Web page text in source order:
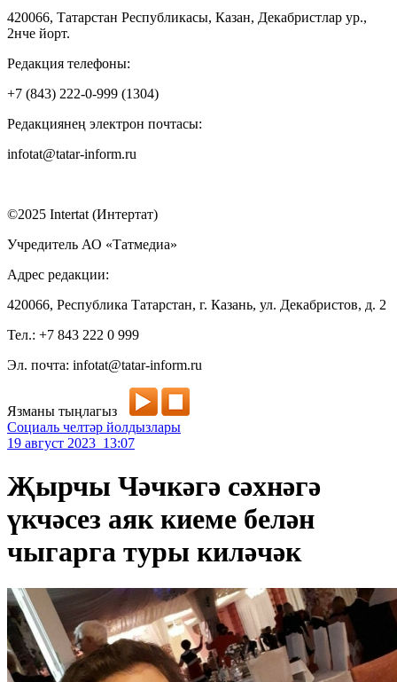
420066, Татарстан Республикасы, Казан, Декабристлар ур.,
2нче йорт.
Редакция телефоны:
+7 (843) 222-0-999 (1304)
Редакциянең электрон почтасы:
infotat@tatar-inform.ru
©2025 Intertat (Интертат)
Учредитель АО «Татмедиа»
Адрес редакции:
420066, Республика Татарстан, г. Казань, ул. Декабристов, д. 2
Тел.: +7 843 222 0 999
Эл. почта: infotat@tatar-inform.ru
Язманы тыңлагыз
Социаль челтәр йолдызлары
19 август 2023 13:07
Җырчы Чәчкәгә сәхнәгә
үкчәсез аяк киеме белән
чыгарга туры киләчәк